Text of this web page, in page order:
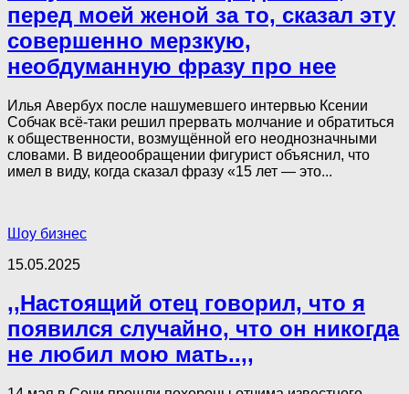
перед моей женой за то, сказал эту
совершенно мерзкую,
необдуманную фразу про нее
Илья Авербух после нашумевшего интервью Ксении
Собчак всё-таки решил прервать молчание и обратиться
к общественности, возмущённой его неоднозначными
словами. В видеообращении фигурист объяснил, что
имел в виду, когда сказал фразу «15 лет — это...
Шоу бизнес
15.05.2025
,,Настоящий отец говорил, что я
появился случайно, что он никогда
не любил мою мать..,,